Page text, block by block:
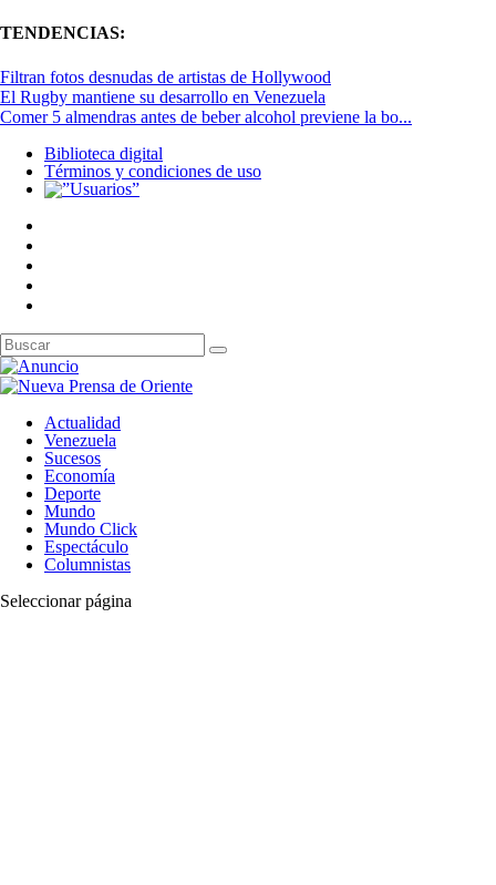
TENDENCIAS:
Filtran fotos desnudas de artistas de Hollywood
El Rugby mantiene su desarrollo en Venezuela
Comer 5 almendras antes de beber alcohol previene la bo...
Biblioteca digital
Términos y condiciones de uso
Actualidad
Venezuela
Sucesos
Economía
Deporte
Mundo
Mundo Click
Espectáculo
Columnistas
Seleccionar página